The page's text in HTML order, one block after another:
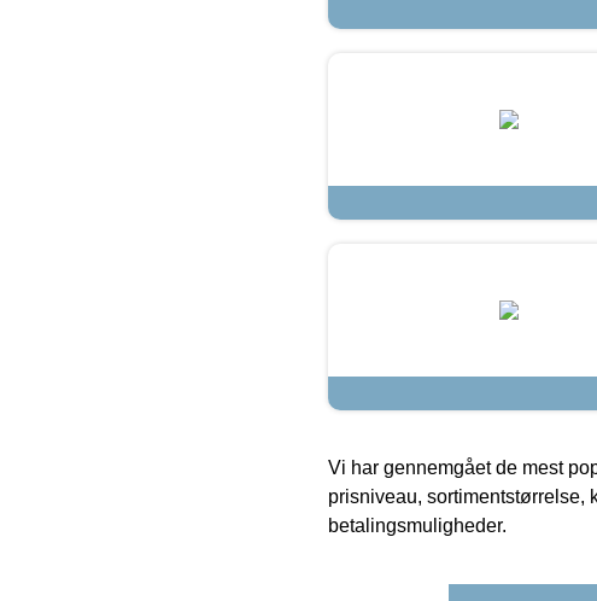
Vi har gennemgået de mest
prisniveau, sortimentstørrelse,
betalingsmuligheder.